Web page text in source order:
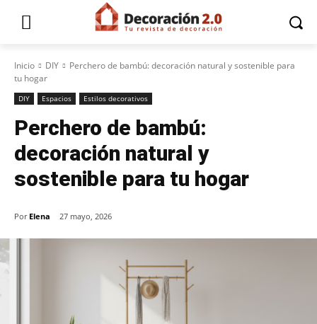
Inicio DIY
Perchero de bambú: decoración natural y sostenible para
tu hogar
DIY Espacios Estilos decorativos
Perchero de bambú:
decoración natural y
sostenible para tu hogar
Por Elena 27 mayo, 2026